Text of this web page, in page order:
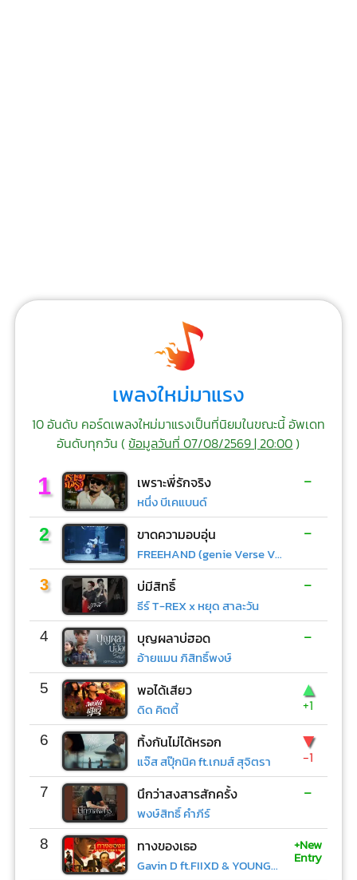
เพลงใหม่มาแรง
10 อันดับ คอร์ดเพลงใหม่มาแรงเป็นที่นิยมในขณะนี้ อัพเดท
อันดับทุกวัน (ข้อมูลวันที่ 07/08/2569 | 20:00)
1 เพราะพี่รักจริง
หนึ่ง บีเคแบนด์
-
2 ขาดความอบอุ่น
FREEHAND (genie Verse Vol.1)
-
3 บ่มีสิทธิ์
ธีร์ T-REX x หยุด สาละวัน
-
4 บุญผลาบ่ฮอด
อ้ายแมน ภิสิทธิ์พงษ์
-
5 พอได้เสียว
ดิด คิตตี้
▲
+1
6 ทิ้งกันไม่ได้หรอก
แจ๊ส สปุ๊กนิค ft.เกมส์ สุจิตรา
▼
-1
7 นึกว่าสงสารสักครั้ง
พงษ์สิทธิ์ คำภีร์
-
8 ทางของเธอ
Gavin D ft.FIIXD & YOUNGOHM
+New
Entry